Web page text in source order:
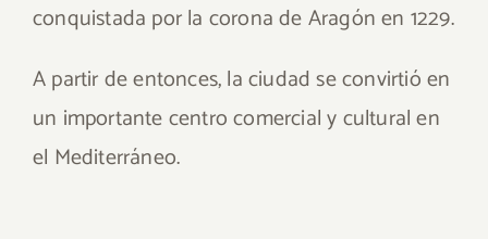
conquistada por la corona de Aragón en 1229.
A partir de entonces, la ciudad se convirtió en
un importante centro comercial y cultural en
el Mediterráneo.